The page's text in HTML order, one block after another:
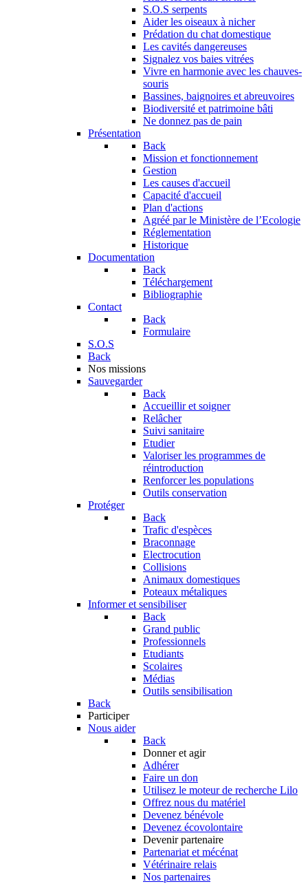
S.O.S serpents
Aider les oiseaux à nicher
Prédation du chat domestique
Les cavités dangereuses
Signalez vos baies vitrées
Vivre en harmonie avec les chauves-
souris
Bassines, baignoires et abreuvoires
Biodiversité et patrimoine bâti
Ne donnez pas de pain
Présentation
Back
Mission et fonctionnement
Gestion
Les causes d'accueil
Capacité d'accueil
Plan d'actions
Agréé par le Ministère de l’Ecologie
Réglementation
Historique
Documentation
Back
Téléchargement
Bibliographie
Contact
Back
Formulaire
S.O.S
Back
Nos missions
Sauvegarder
Back
Accueillir et soigner
Relâcher
Suivi sanitaire
Etudier
Valoriser les programmes de
réintroduction
Renforcer les populations
Outils conservation
Protéger
Back
Trafic d'espèces
Braconnage
Electrocution
Collisions
Animaux domestiques
Poteaux métaliques
Informer et sensibiliser
Back
Grand public
Professionnels
Etudiants
Scolaires
Médias
Outils sensibilisation
Back
Participer
Nous aider
Back
Donner et agir
Adhérer
Faire un don
Utilisez le moteur de recherche Lilo
Offrez nous du matériel
Devenez bénévole
Devenez écovolontaire
Devenir partenaire
Partenariat et mécénat
Vétérinaire relais
Nos partenaires